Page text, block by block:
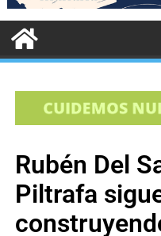
Rubén Del
Piltrafa